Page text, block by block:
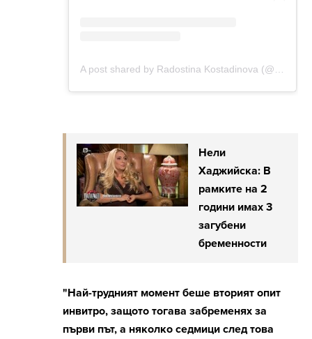
Нели
Хаджийска: В
рамките на 2
години имах 3
загубени
бременности
"Най-трудният момент беше вторият опит
инвитро, защото тогава забременях за
първи път, а няколко седмици след това